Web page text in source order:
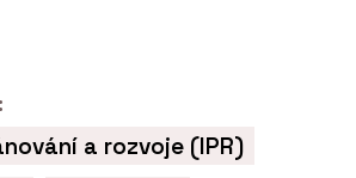
a rozvoje (IPR)